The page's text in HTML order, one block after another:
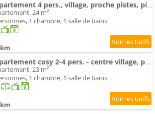
Appartement 4 pers., village, proche pistes, piscine l'été, commerces à pied - FR-1-342-141
24 m²
1 chambre, 1 salle de bains
Appartement cosy 2-4 pers. - centre village, proche remontées, piscine, terrasse plein sud - FR-1-34
23 m²
1 chambre, 1 salle de bains